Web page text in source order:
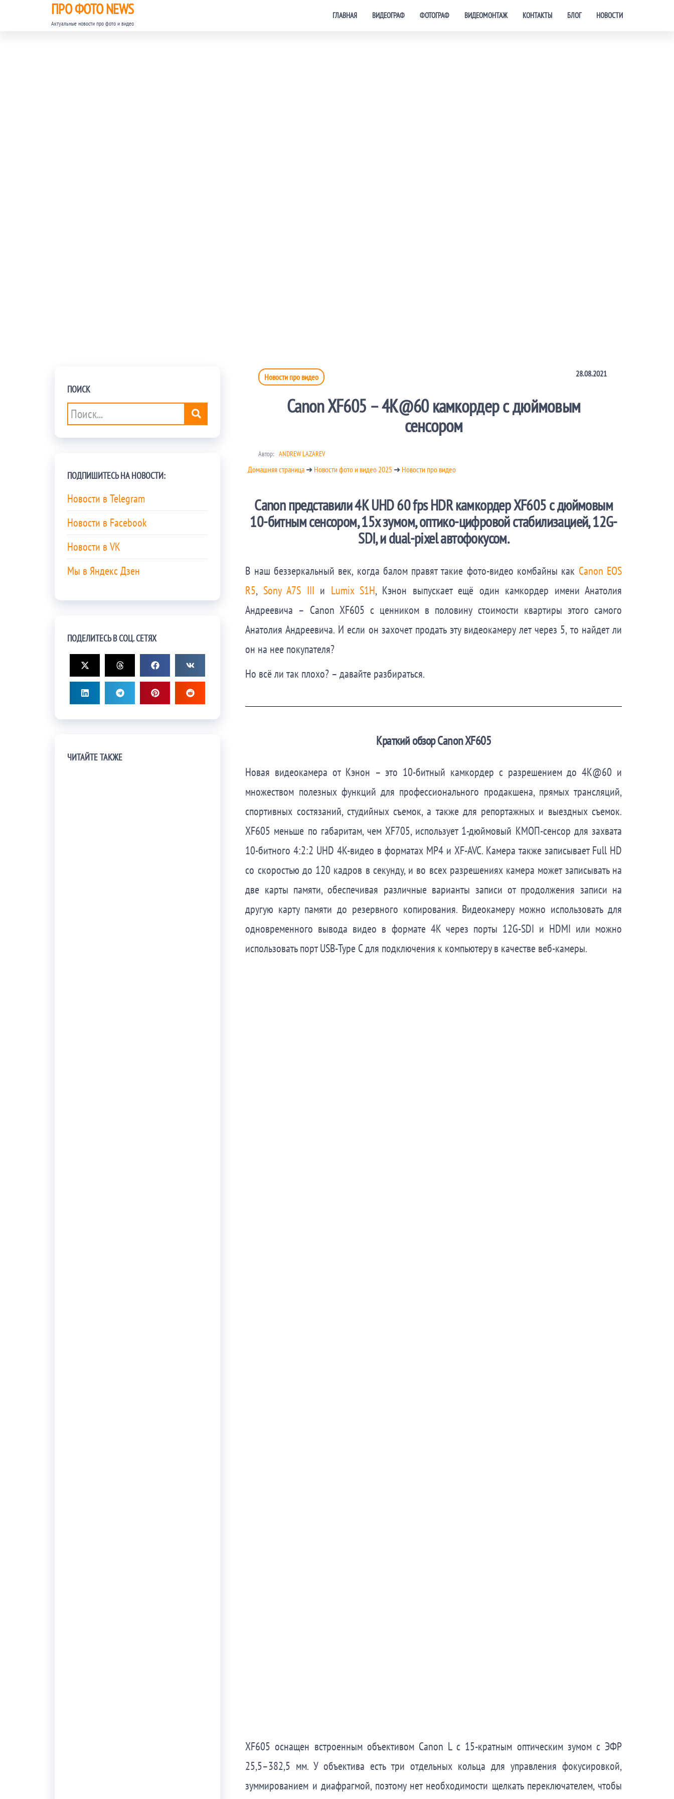
ПРО ФОТО NEWS
Актуальные новости про фото и видео
ГЛАВНАЯ ВИДЕОГРАФ ФОТОГРАФ ВИДЕОМОНТАЖ КОНТАКТЫ БЛОГ НОВОСТИ
Новости про видео 28.08.2021
Canon XF605 – 4K@60 камкордер с дюймовым
сенсором
Автор: ANDREW LAZAREV
Домашняя страница ➜ Новости фото и видео 2025 ➜ Новости про видео
Canon представили 4K UHD 60 fps HDR камкордер XF605 с дюймовым
10-битным сенсором, 15x зумом, оптико-цифровой стабилизацией, 12G-
SDI, и dual-pixel автофокусом.
В наш беззеркальный век, когда балом правят такие фото-видео комбайны как Canon EOS
R5, Sony A7S III и Lumix S1H, Кэнон выпускает ещё один камкордер имени Анатолия
Андреевича – Canon XF605 с ценником в половину стоимости квартиры этого самого
Анатолия Андреевича. И если он захочет продать эту видеокамеру лет через 5, то найдет ли
он на нее покупателя?
Но всё ли так плохо? – давайте разбираться.
Краткий обзор Canon XF605
Новая видеокамера от Кэнон – это 10-битный камкордер с разрешением до 4K@60 и
множеством полезных функций для профессионального продакшена, прямых трансляций,
спортивных состязаний, студийных съемок, а также для репортажных и выездных съемок.
XF605 меньше по габаритам, чем XF705, использует 1-дюймовый КМОП-сенсор для захвата
10-битного 4:2:2 UHD 4K-видео в форматах MP4 и XF-AVC. Камера также записывает Full HD
со скоростью до 120 кадров в секунду, и во всех разрешениях камера может записывать на
две карты памяти, обеспечивая различные варианты записи от продолжения записи на
другую карту памяти до резервного копирования. Видеокамеру можно использовать для
одновременного вывода видео в формате 4K через порты 12G-SDI и HDMI или можно
использовать порт USB-Type C для подключения к компьютеру в качестве веб-камеры.
XF605 оснащен встроенным объективом Canon L с 15-кратным оптическим зумом с ЭФР
25,5–382,5 мм. У объектива есть три отдельных кольца для управления фокусировкой,
зуммированием и диафрагмой, поэтому нет необходимости щелкать переключателем, чтобы
ПОИСК
ПОДПИШИТЕСЬ НА НОВОСТИ:
Новости в Telegram
Новости в Facebook
Новости в VK
Мы в Яндекс Дзен
ПОДЕЛИТЕСЬ В СОЦ. СЕТЯХ
ЧИТАЙТЕ ТАКЖЕ